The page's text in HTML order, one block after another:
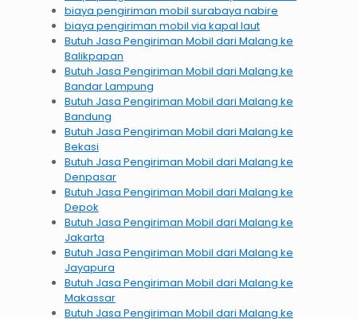
biaya pengiriman mobil surabaya nabire
biaya pengiriman mobil via kapal laut
Butuh Jasa Pengiriman Mobil dari Malang ke
Balikpapan
Butuh Jasa Pengiriman Mobil dari Malang ke
Bandar Lampung
Butuh Jasa Pengiriman Mobil dari Malang ke
Bandung
Butuh Jasa Pengiriman Mobil dari Malang ke
Bekasi
Butuh Jasa Pengiriman Mobil dari Malang ke
Denpasar
Butuh Jasa Pengiriman Mobil dari Malang ke
Depok
Butuh Jasa Pengiriman Mobil dari Malang ke
Jakarta
Butuh Jasa Pengiriman Mobil dari Malang ke
Jayapura
Butuh Jasa Pengiriman Mobil dari Malang ke
Makassar
Butuh Jasa Pengiriman Mobil dari Malang ke